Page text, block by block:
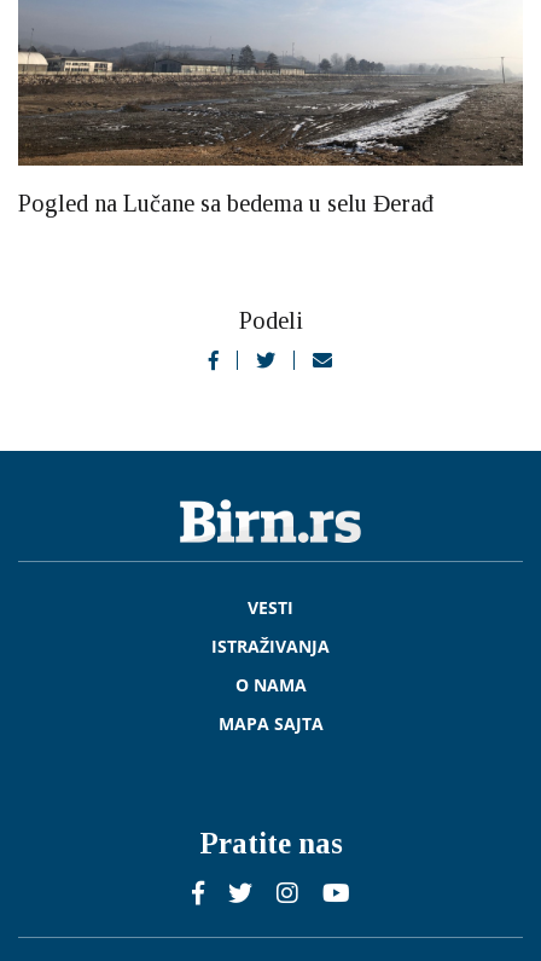
Pogled na Lučane sa bedema u selu Đerađ
Podeli
VESTI
ISTRAŽIVANJA
O NAMA
MAPA SAJTA
Pratite nas